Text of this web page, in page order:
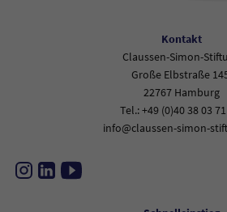
Kontakt
Claussen-Simon-
Große Elbstraße
22767 Hamburg
Tel.: +49 (0)40 38 03
info@claussen-simon-